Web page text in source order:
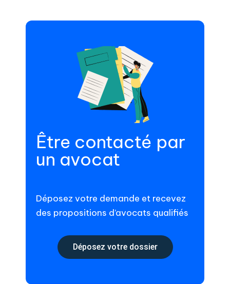
Être contacté par
un avocat
Déposez votre demande et recevez
des propositions d’avocats qualifiés
Déposez votre dossier